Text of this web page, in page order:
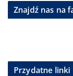
Znajdź nas na
Przydatne linki